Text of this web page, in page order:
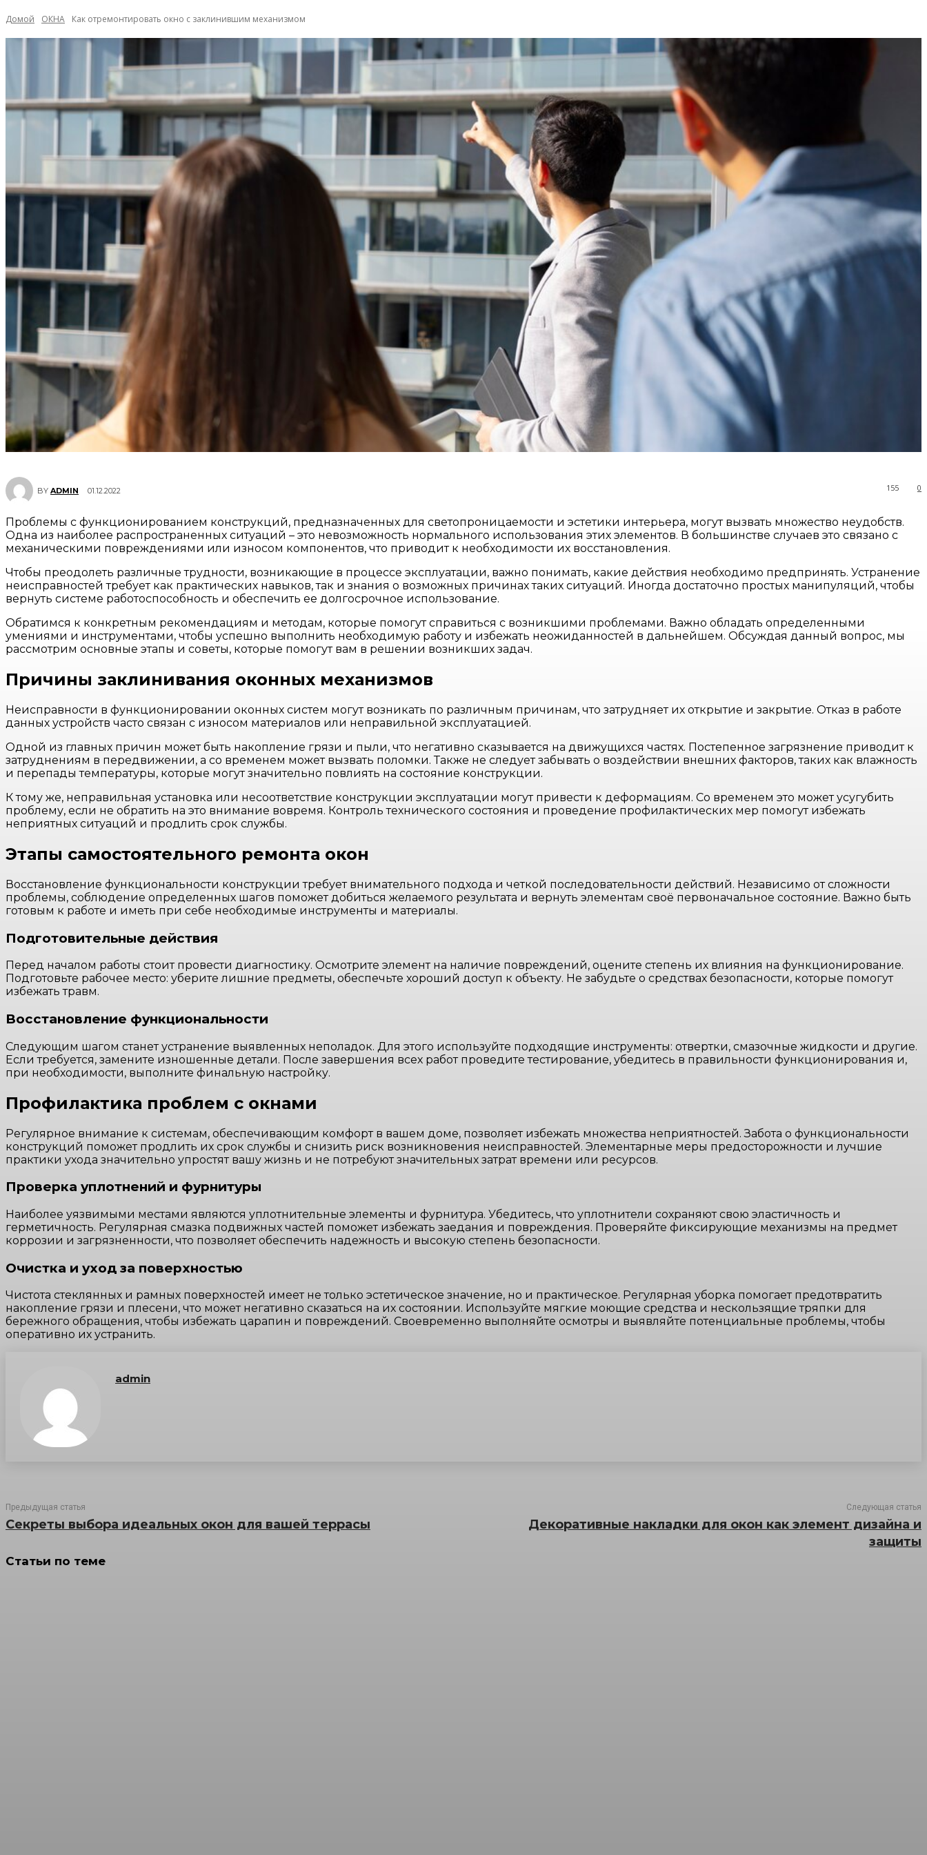
Домой ОКНА Как отремонтировать окно с заклинившим механизмом
BY ADMIN 01.12.2022 0
155
Проблемы с функционированием конструкций, предназначенных для светопроницаемости и эстетики интерьера, могут вызвать множество неудобств.
Одна из наиболее распространенных ситуаций – это невозможность нормального использования этих элементов. В большинстве случаев это связано с
механическими повреждениями или износом компонентов, что приводит к необходимости их восстановления.
Чтобы преодолеть различные трудности, возникающие в процессе эксплуатации, важно понимать, какие действия необходимо предпринять. Устранение
неисправностей требует как практических навыков, так и знания о возможных причинах таких ситуаций. Иногда достаточно простых манипуляций, чтобы
вернуть системе работоспособность и обеспечить ее долгосрочное использование.
Обратимся к конкретным рекомендациям и методам, которые помогут справиться с возникшими проблемами. Важно обладать определенными
умениями и инструментами, чтобы успешно выполнить необходимую работу и избежать неожиданностей в дальнейшем. Обсуждая данный вопрос, мы
рассмотрим основные этапы и советы, которые помогут вам в решении возникших задач.
Причины заклинивания оконных механизмов
Неисправности в функционировании оконных систем могут возникать по различным причинам, что затрудняет их открытие и закрытие. Отказ в работе
данных устройств часто связан с износом материалов или неправильной эксплуатацией.
Одной из главных причин может быть накопление грязи и пыли, что негативно сказывается на движущихся частях. Постепенное загрязнение приводит к
затруднениям в передвижении, а со временем может вызвать поломки. Также не следует забывать о воздействии внешних факторов, таких как влажность
и перепады температуры, которые могут значительно повлиять на состояние конструкции.
К тому же, неправильная установка или несоответствие конструкции эксплуатации могут привести к деформациям. Со временем это может усугубить
проблему, если не обратить на это внимание вовремя. Контроль технического состояния и проведение профилактических мер помогут избежать
неприятных ситуаций и продлить срок службы.
Этапы самостоятельного ремонта окон
Восстановление функциональности конструкции требует внимательного подхода и четкой последовательности действий. Независимо от сложности
проблемы, соблюдение определенных шагов поможет добиться желаемого результата и вернуть элементам своё первоначальное состояние. Важно быть
готовым к работе и иметь при себе необходимые инструменты и материалы.
Подготовительные действия
Перед началом работы стоит провести диагностику. Осмотрите элемент на наличие повреждений, оцените степень их влияния на функционирование.
Подготовьте рабочее место: уберите лишние предметы, обеспечьте хороший доступ к объекту. Не забудьте о средствах безопасности, которые помогут
избежать травм.
Восстановление функциональности
Следующим шагом станет устранение выявленных неполадок. Для этого используйте подходящие инструменты: отвертки, смазочные жидкости и другие.
Если требуется, замените изношенные детали. После завершения всех работ проведите тестирование, убедитесь в правильности функционирования и,
при необходимости, выполните финальную настройку.
Профилактика проблем с окнами
Регулярное внимание к системам, обеспечивающим комфорт в вашем доме, позволяет избежать множества неприятностей. Забота о функциональности
конструкций поможет продлить их срок службы и снизить риск возникновения неисправностей. Элементарные меры предосторожности и лучшие
практики ухода значительно упростят вашу жизнь и не потребуют значительных затрат времени или ресурсов.
Проверка уплотнений и фурнитуры
Наиболее уязвимыми местами являются уплотнительные элементы и фурнитура. Убедитесь, что уплотнители сохраняют свою эластичность и
герметичность. Регулярная смазка подвижных частей поможет избежать заедания и повреждения. Проверяйте фиксирующие механизмы на предмет
коррозии и загрязненности, что позволяет обеспечить надежность и высокую степень безопасности.
Очистка и уход за поверхностью
Чистота стеклянных и рамных поверхностей имеет не только эстетическое значение, но и практическое. Регулярная уборка помогает предотвратить
накопление грязи и плесени, что может негативно сказаться на их состоянии. Используйте мягкие моющие средства и нескользящие тряпки для
бережного обращения, чтобы избежать царапин и повреждений. Своевременно выполняйте осмотры и выявляйте потенциальные проблемы, чтобы
оперативно их устранить.
admin
Предыдущая статья
Секреты выбора идеальных окон для вашей террасы
Следующая статья
Декоративные накладки для окон как элемент дизайна и
защиты
Статьи по теме